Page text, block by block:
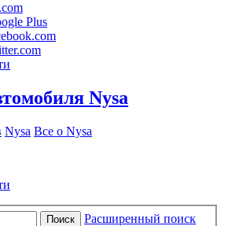
Plus
Nysa
Nysa Все о Nysa
Поиск
Расширенный поиск